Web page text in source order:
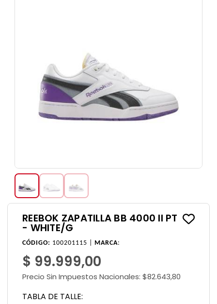
REEBOK ZAPATILLA BB 4000 II PT
- WHITE/G
CÓDIGO: 100201115 | MARCA:
$ 99.999,00
Precio Sin Impuestos Nacionales: $82.643,80
TABLA DE TALLE: